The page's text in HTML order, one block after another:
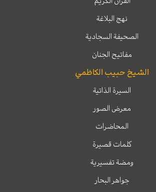
نهج البلاغة
الصحيفة السجادية
مفاتيح الجنان
الشيخ حبيب الكاظمي
السيرة الذاتية
معرض الصور
المحاضرات
كلمات قصيرة
ومضة تفسيرية
جواهر البحار